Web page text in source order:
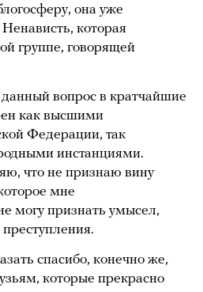
она уже
которая
группе, говорящей
вопрос в кратчайшие
как высшими
Федерации, так
инстанциями.
что не признаю вину
мне
могу признать умысел,
спасибо, конечно же,
которые прекрасно